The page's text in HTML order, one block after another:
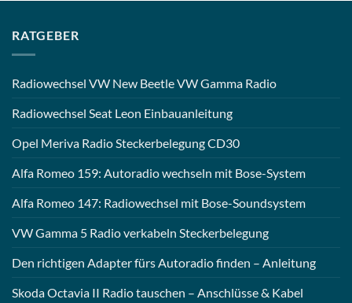
RATGEBER
Radiowechsel VW New Beetle VW Gamma Radio
Radiowechsel Seat Leon Einbauanleitung
Opel Meriva Radio Steckerbelegung CD30
Alfa Romeo 159: Autoradio wechseln mit Bose-System
Alfa Romeo 147: Radiowechsel mit Bose-Soundsystem
VW Gamma 5 Radio verkabeln Steckerbelegung
Den richtigen Adapter fürs Autoradio finden – Anleitung
Skoda Octavia II Radio tauschen – Anschlüsse & Kabel